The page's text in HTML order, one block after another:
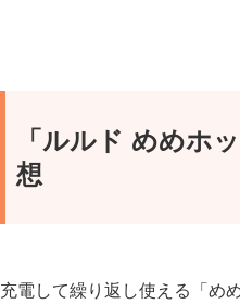
「ルルド めめホ
想
充電して繰り返し使える「め